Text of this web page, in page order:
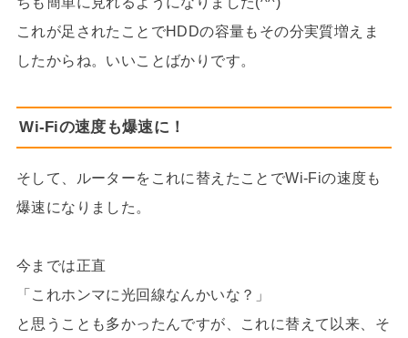
これが足されたことでHDDの容量もその分実質増えま
したからね。いいことばかりです。
Wi-Fiの速度も爆速に！
そして、ルーターをこれに替えたことでWi-Fiの速度も
爆速になりました。
今までは正直
「これホンマに光回線なんかいな？」
と思うことも多かったんですが、これに替えて以来、そ